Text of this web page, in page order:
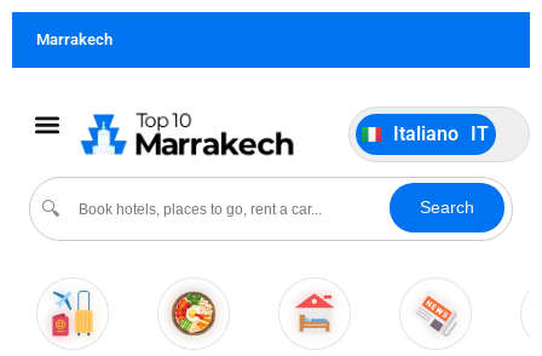
Marrakech
🔍 Search
Italiano IT
German DE
Português PT
Español ES